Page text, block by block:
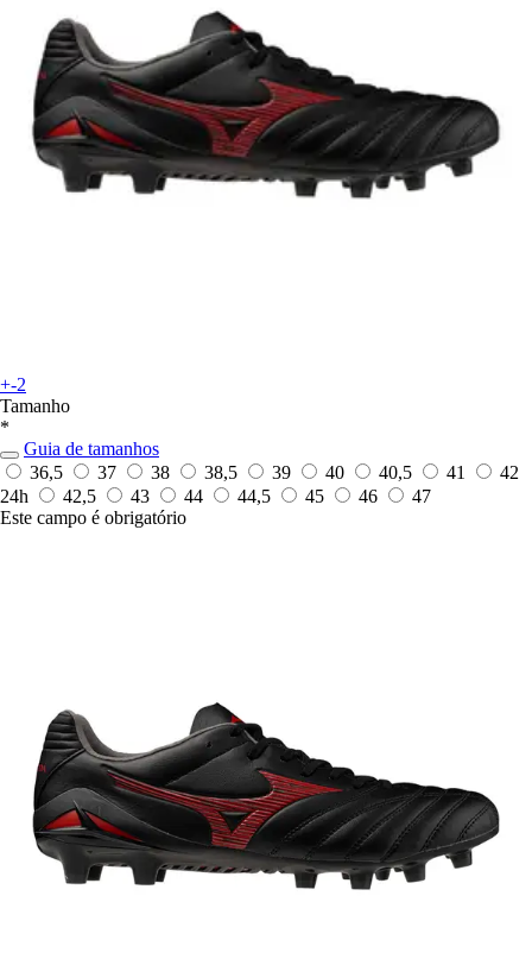
+-2
Tamanho
*
Guia de tamanhos
36,5
37 38 38,5 39 40 40,5 41
42
24h
42,5 43 44 44,5 45 46
47
Este campo é obrigatório